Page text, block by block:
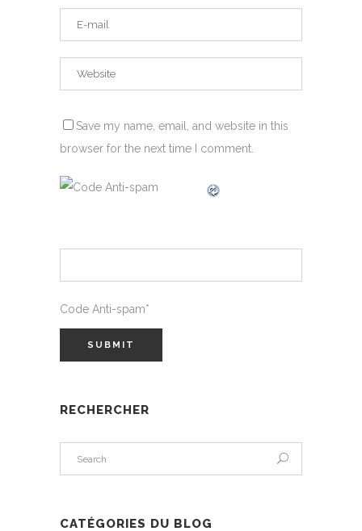
Save my name, email, and website in this
browser for the next time I comment.
Code Anti-spam*
RECHERCHER
CATÉGORIES DU BLOG